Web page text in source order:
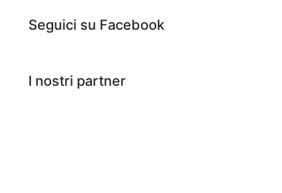
Seguici su Facebook
I nostri partner